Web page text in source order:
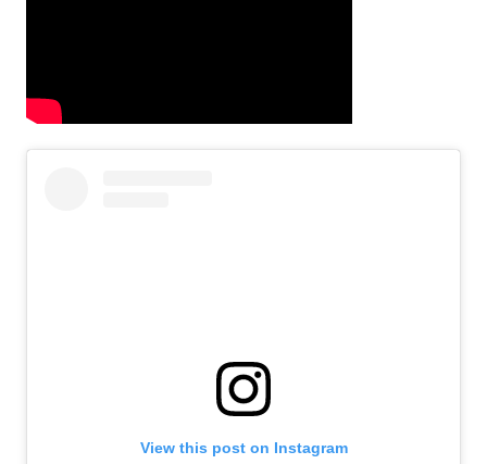
View this post on Instagram